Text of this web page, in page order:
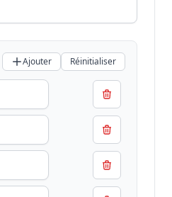
Ajouter Réinitialiser